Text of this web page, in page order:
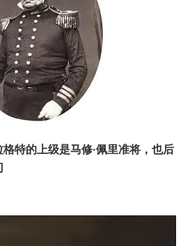
特的上级是马修·佩里准将，也后